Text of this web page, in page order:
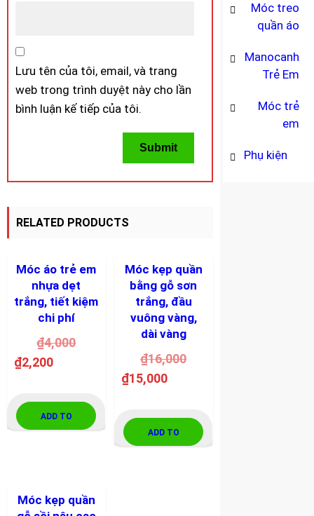
Lưu tên của tôi, email, và trang
web trong trình duyệt này cho lần
bình luận kế tiếp của tôi.
RELATED PRODUCTS
-45%
SALE!
Móc áo trẻ em
nhựa dẹt
trắng, tiết kiệm
chi phí
₫4,000
₫2,200
ADD TO
-6%
SALE!
Móc kẹp quần
bằng gỗ sơn
trắng, đầu
vuông vàng,
dài vàng
₫16,000
₫15,000
ADD TO
-20%
SALE!
Móc kẹp quần
Móc treo
quần áo
Manocanh
Trẻ Em
Móc trẻ
em
Phụ kiện